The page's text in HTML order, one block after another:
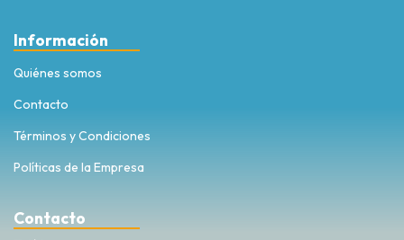
Información
Quiénes somos
Contacto
Términos y Condiciones
Políticas de la Empresa
Contacto